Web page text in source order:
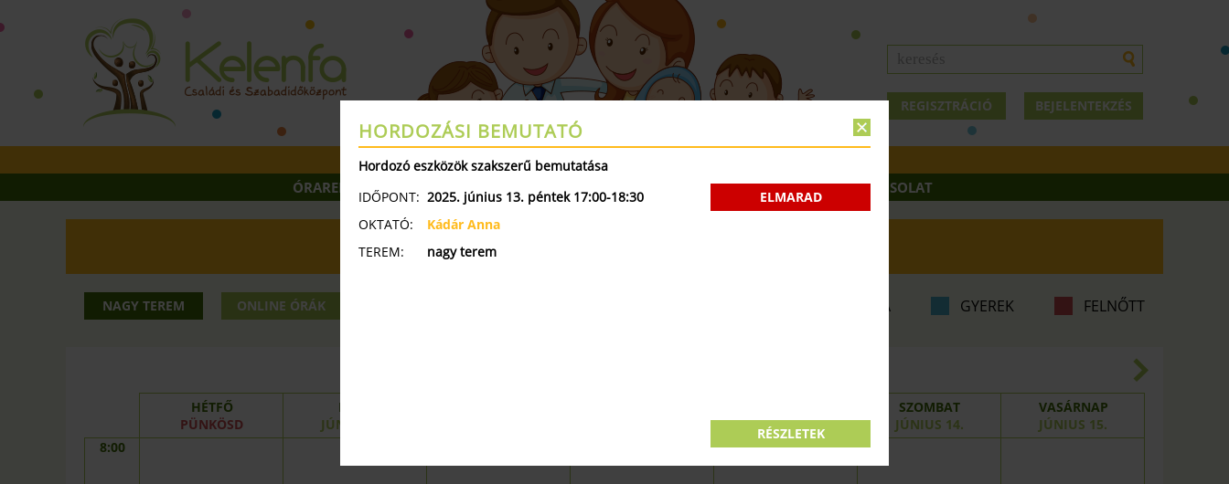
REGISZTRÁCIÓ BEJELENTEKZÉS
Augusztus 17- 23 a Kelenfa Zárva tart
ÓRAREND NYÁRI TÁBOROK MINI OVI SZÜLETÉSNAPI ZSÚROK KAPCSOLAT
NAGY TEREM ONLINE ÓRÁK BABA-MAMA GYEREK FELNŐTT
8:00
HÉTFŐ
PÜNKÖSD
KEDD
JÚNIUS 10.
JÚNIUS 13.
SZOMBAT
JÚNIUS 14.
VASÁRNAP
JÚNIUS 15.
HORDOZÁSI BEMUTATÓ
Hordozó eszközök szakszerű bemutatása
IDŐPONT: 2025. június 13. péntek 17:00-18:30
ELMARAD
OKTATÓ:
Kádár Anna
TEREM:
nagy terem
RÉSZLETEK